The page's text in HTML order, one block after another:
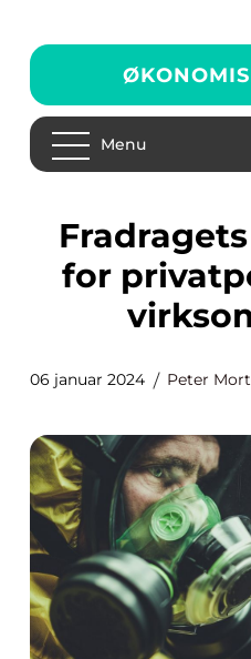
Menu
Fradragets betydning
for
06 januar 2024 Peter